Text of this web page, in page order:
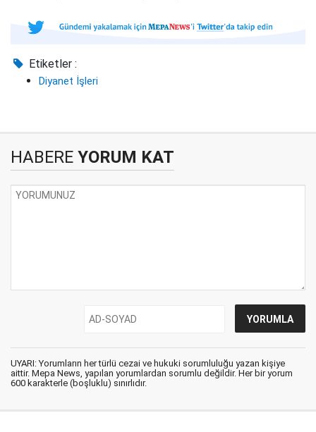
Etiketler :
Diyanet İşleri
HABERE YORUM KAT
UYARI: Yorumların her türlü cezai ve hukuki sorumluluğu yazan kişiye
aittir. Mepa News, yapılan yorumlardan sorumlu değildir. Her bir yorum
600 karakterle (boşluklu) sınırlıdır.